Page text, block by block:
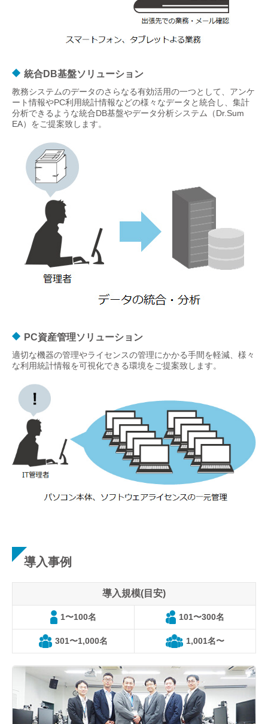
統合DB基盤ソリューション
教務システムのデータのさらなる有効活用の一つとして、アンケ
ート情報やPC利用統計情報などの様々なデータと統合し、集計
分析できるような統合DB基盤やデータ分析システム（Dr.Sum
EA）をご提案致します。
PC資産管理ソリューション
適切な機器の管理やライセンスの管理にかかる手間を軽減、様々
な利用統計情報を可視化できる環境をご提案致します。
導入事例
導入規模(目安)
1〜100名 101〜300名
301〜1,000名 1,001名〜